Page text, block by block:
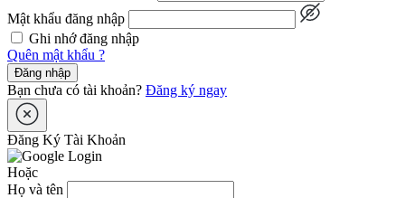
Mật khẩu đăng nhập
Ghi nhớ đăng nhập
Quên mật khẩu ?
Đăng nhập
Bạn chưa có tài khoản? Đăng ký ngay
Đăng Ký Tài Khoản
Hoặc
Họ và tên